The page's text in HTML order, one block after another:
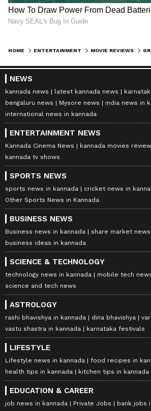
HOME ENTERTAINMENT MOVIE REVIEWS
NEWS
kannada news latest kannada news
bengaluru news
Mysore news
india news in
international news in kannada
ENTERTAINMENT NEWS
Kannada Cinema News kannada movies review
kannada tv shows
SPORTS NEWS
sports news in kannada
cricket news in
Other Sports News in Kannada
BUSINESS NEWS
Business news in kannada
share market
business ideas in kannada
SCIENCE & TECHNOLOGY
technology news in kannada
mobile tech
science and tech news
ASTROLOGY
rashi bhavishya in kannada dina bhavishya
vastu shastra in kannada
karnataka festivals
LIFESTYLE
Lifestyle news in kannada
food recipes in
health tips in kannada
kitchen tips in kannada
EDUCATION & CAREER
job news in kannada Private Jobs bank jobs